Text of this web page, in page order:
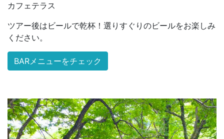
カフェテラス
ツアー後はビールで乾杯！選りすぐりのビールをお楽しみ
ください。
BARメニューをチェック